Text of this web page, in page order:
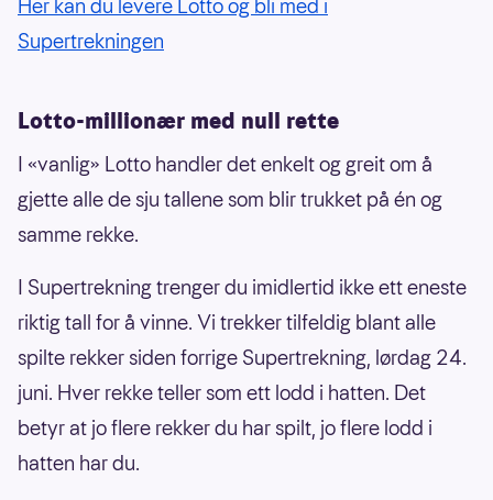
Her kan du levere Lotto og bli med i
Supertrekningen
Lotto-millionær med null rette
I «vanlig» Lotto handler det enkelt og greit om å
gjette alle de sju tallene som blir trukket på én og
samme rekke.
I Supertrekning trenger du imidlertid ikke ett eneste
riktig tall for å vinne. Vi trekker tilfeldig blant alle
spilte rekker siden forrige Supertrekning, lørdag 24.
juni. Hver rekke teller som ett lodd i hatten. Det
betyr at jo flere rekker du har spilt, jo flere lodd i
hatten har du.